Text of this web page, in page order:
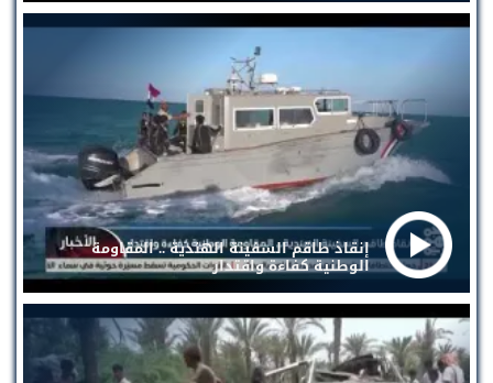
إنقاذ طاقم السفينة الهندية .. المقاومة
الوطنية كفاءة واقتدار